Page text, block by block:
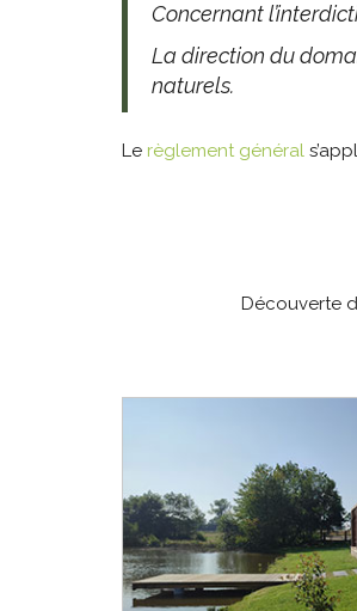
Concernant
La direction du
naturels.
Le règlement général
Découverte